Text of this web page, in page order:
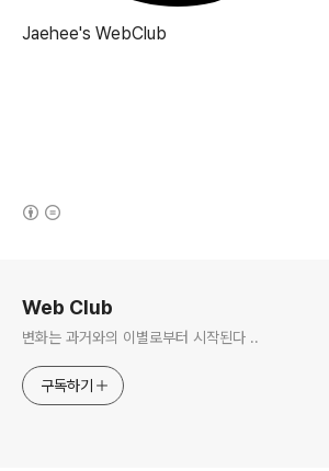
Jaehee's WebClub
Web Club
변화는 과거와의 이별로부터 시작된다 ..
구독하기